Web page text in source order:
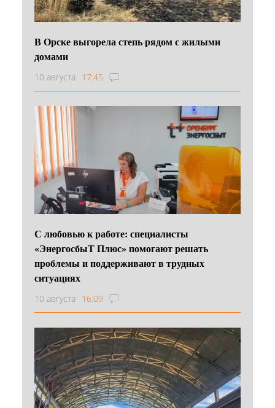
В Орске выгорела степь рядом с жилыми
домами
10 августа 17:45
С любовью к работе: специалисты
«ЭнергосбыТ Плюс» помогают решать
проблемы и поддерживают в трудных
ситуациях
10 августа 16:09